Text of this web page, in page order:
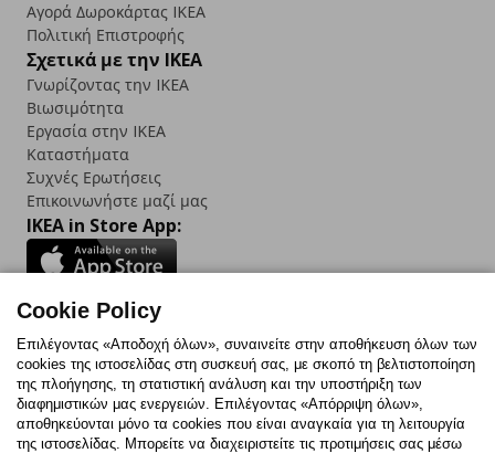
Αγορά Δωρoκάρτας IKEA
Πολιτική Επιστροφής
Σχετικά με την IKEA
Γνωρίζοντας την IKEA
Βιωσιμότητα
Εργασία στην IKEA
Καταστήματα
Συχνές Ερωτήσεις
Επικοινωνήστε μαζί μας
IKEA in Store App:
Follow us:
FacebookInstagram
TikTokYoutubePinterestTwitter
Cookie Policy
Επιλέγοντας «Αποδοχή όλων», συναινείτε στην αποθήκευση όλων των
cookies της ιστοσελίδας στη συσκευή σας, με σκοπό τη βελτιστοποίηση
της πλοήγησης, τη στατιστική ανάλυση και την υποστήριξη των
διαφημιστικών μας ενεργειών. Επιλέγοντας «Απόρριψη όλων»,
αποθηκεύονται μόνο τα cookies που είναι αναγκαία για τη λειτουργία
της ιστοσελίδας. Μπορείτε να διαχειριστείτε τις προτιμήσεις σας μέσω